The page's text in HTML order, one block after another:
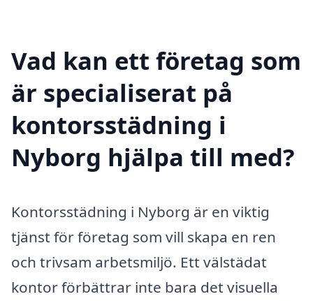
Vad kan ett företag som
är specialiserat på
kontorsstädning i
Nyborg hjälpa till med?
Kontorsstädning i Nyborg är en viktig
tjänst för företag som vill skapa en ren
och trivsam arbetsmiljö. Ett välstädat
kontor förbättrar inte bara det visuella